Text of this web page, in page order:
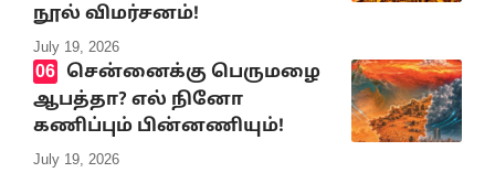
நூல் விமர்சனம்!
July 19, 2026
சென்னைக்கு பெருமழை
ஆபத்தா? எல் நினோ
கணிப்பும் பின்னணியும்!
July 19, 2026